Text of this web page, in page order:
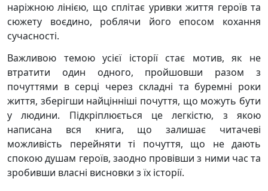
наріжною лінією, що сплітає уривки життя героїв та
сюжету воєдино, роблячи його епосом кохання
сучасності.
Важливою темою усієї історії стає мотив, як не
втратити один одного, пройшовши разом з
почуттями в серці через складні та буремні роки
життя, зберігши найцінніші почуття, що можуть бути
у людини. Підкріплюється це легкістю, з якою
написана вся книга, що залишає читачеві
можливість перейняти ті почуття, що не дають
спокою душам героїв, заодно провівши з ними час та
зробивши власні висновки з їх історії.